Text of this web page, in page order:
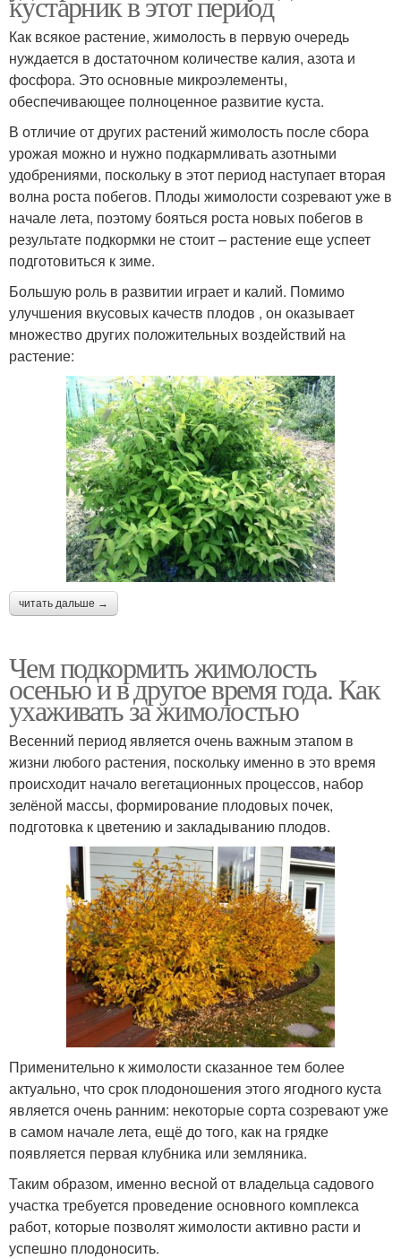
Как всякое растение, жимолость в первую очередь
нуждается в достаточном количестве калия, азота и
фосфора. Это основные микроэлементы,
обеспечивающее полноценное развитие куста.
В отличие от других растений жимолость после сбора
урожая можно и нужно подкармливать азотными
удобрениями, поскольку в этот период наступает вторая
волна роста побегов. Плоды жимолости созревают уже в
начале лета, поэтому бояться роста новых побегов в
результате подкормки не стоит – растение еще успеет
подготовиться к зиме.
Большую роль в развитии играет и калий. Помимо
улучшения вкусовых качеств плодов , он оказывает
множество других положительных воздействий на
растение:
читать дальше →
Чем подкормить жимолость
осенью и в другое время года. Как
ухаживать за жимолостью
Весенний период является очень важным этапом в
жизни любого растения, поскольку именно в это время
происходит начало вегетационных процессов, набор
зелёной массы, формирование плодовых почек,
подготовка к цветению и закладыванию плодов.
Применительно к жимолости сказанное тем более
актуально, что срок плодоношения этого ягодного куста
является очень ранним: некоторые сорта созревают уже
в самом начале лета, ещё до того, как на грядке
появляется первая клубника или земляника.
Таким образом, именно весной от владельца садового
участка требуется проведение основного комплекса
работ, которые позволят жимолости активно расти и
успешно плодоносить.